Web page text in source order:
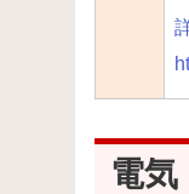
電気